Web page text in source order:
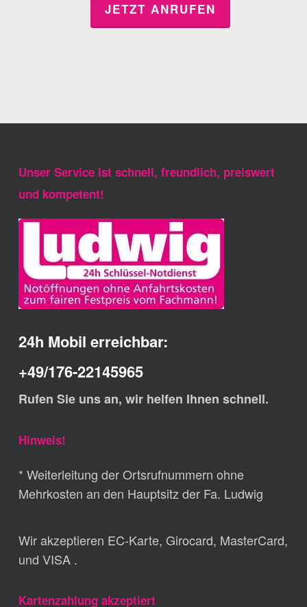
JETZT ANRUFEN
Unser Service ist schnell, freundlich, preiswert
und kompetent!
24h Mobil erreichbar:
+49/176-22145965
Rufen Sie uns an, wir helfen Ihnen schnell.
Hinweis!
* Weiterleitung der Ortsrufnummern ohne
Mehrkosten an den Hauptsitz der Fa. Ludwig
Wir akzeptieren EC-Karte, Girocard, MasterCard,
und VISA .
Kartenzahlung akzeptiert